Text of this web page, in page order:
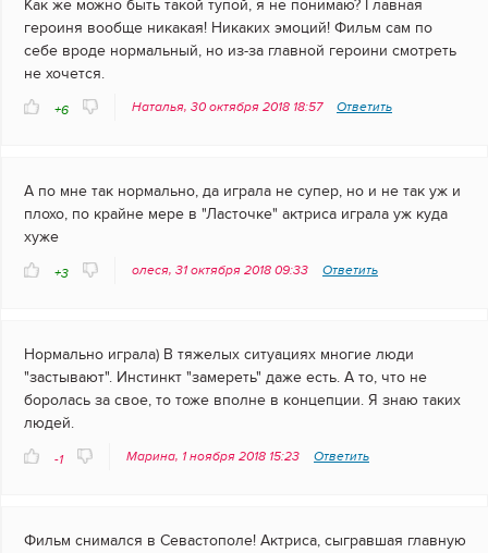
Как же можно быть такой тупой, я не понимаю? Главная
героиня вообще никакая! Никаких эмоций! Фильм сам по
себе вроде нормальный, но из-за главной героини смотреть
не хочется.
+6 Наталья, 30 октября 2018 18:57 Ответить
А по мне так нормально, да играла не супер, но и не так уж и
плохо, по крайне мере в "Ласточке" актриса играла уж куда
хуже
+3 олеся, 31 октября 2018 09:33 Ответить
Нормально играла) В тяжелых ситуациях многие люди
"застывают". Инстинкт "замереть" даже есть. А то, что не
боролась за свое, то тоже вполне в концепции. Я знаю таких
людей.
-1 Марина, 1 ноября 2018 15:23 Ответить
Фильм снимался в Севастополе! Актриса, сыгравшая главную